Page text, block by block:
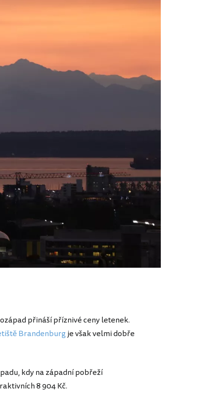
přináší příznivé ceny letenek.
Brandenburgje však velmi dobře
kdy na západní pobřeží
8 904 Kč.